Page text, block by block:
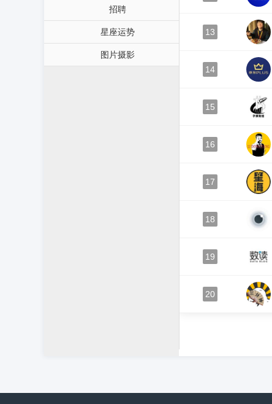
招聘
星座运势
图片摄影
13
14
15
16
17
18
19
20